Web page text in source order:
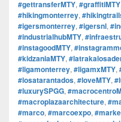
#gettransferMTY, #graffitiMTY
#hikingmonterrey,
#igersmonterrey, #igersnl,
#industrialhubMTY,
#instagoodMTY,
#kidzaniaMTY,
#ligamonterrey, #ligamxMTY,
#losatarantados, #loveMTY,
#luxurySPGG,
#macroplazaarchitecture,
#marco, #marcoexpo,